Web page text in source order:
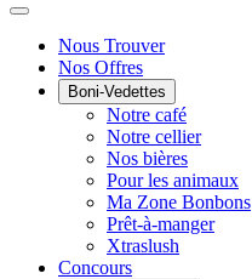
Main
Menu
Nous Trouver
Nos Offres
Boni-Vedettes
Notre café
Notre cellier
Nos bières
Pour les animaux
Ma Zone Bonbons
Prêt-à-manger
Xtraslush
Concours